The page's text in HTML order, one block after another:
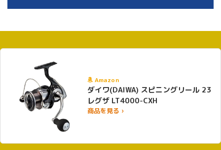
Amazon
ダイワ(DAIWA) スピニングリール 23
レグザ LT4000-CXH
商品を見る ›